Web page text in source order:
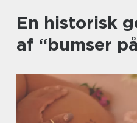
En historisk
af “bumser